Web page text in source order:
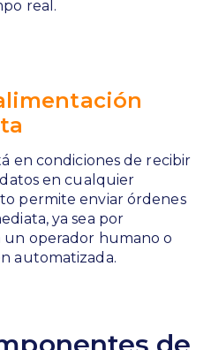
real.
en condiciones de recibir
en cualquier
permite enviar órdenes
ya sea por
operador humano o
automatizada.